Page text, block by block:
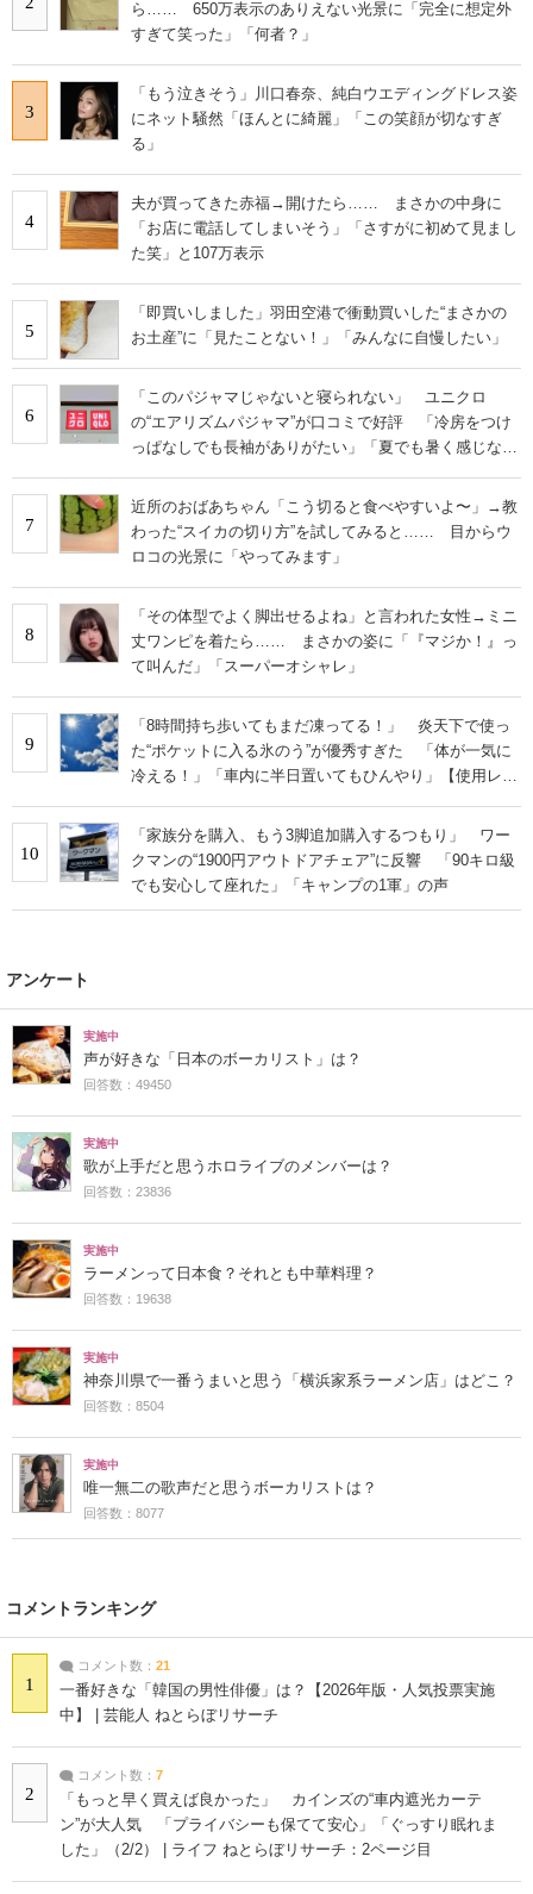
ら…… 650万表示のありえない光景に「完全に想定外
すぎて笑った」「何者？」
3
「もう泣きそう」川口春奈、純白ウエディングドレス姿
にネット騒然「ほんとに綺麗」「この笑顔が切なすぎ
る」
4
夫が買ってきた赤福→開けたら…… まさかの中身に
「お店に電話してしまいそう」「さすがに初めて見まし
た笑」と107万表示
5
「即買いしました」羽田空港で衝動買いした“まさかの
お土産”に「見たことない！」「みんなに自慢したい」
6
「このパジャマじゃないと寝られない」 ユニクロ
の“エアリズムパジャマ”が口コミで好評 「冷房をつけ
っぱなしでも長袖がありがたい」「夏でも暑く感じな
7
近所のおばあちゃん「こう切ると食べやすいよ〜」→教
わった“スイカの切り方”を試してみると…… 目からウ
ロコの光景に「やってみます」
8
「その体型でよく脚出せるよね」と言われた女性→ミニ
丈ワンピを着たら…… まさかの姿に「『マジか！』っ
て叫んだ」「スーパーオシャレ」
9
「8時間持ち歩いてもまだ凍ってる！」 炎天下で使っ
た“ポケットに入る氷のう”が優秀すぎた 「体が一気に
冷える！」「車内に半日置いてもひんやり」【使用レビ
10
「家族分を購入、もう3脚追加購入するつもり」 ワー
クマンの“1900円アウトドアチェア”に反響 「90キロ級
でも安心して座れた」「キャンプの1軍」の声
アンケート
実施中
声が好きな「日本のボーカリスト」は？
回答数：49450
実施中
歌が上手だと思うホロライブのメンバーは？
回答数：23836
実施中
ラーメンって日本食？それとも中華料理？
回答数：19638
実施中
神奈川県で一番うまいと思う「横浜家系ラーメン店」はどこ？
回答数：8504
実施中
唯一無二の歌声だと思うボーカリストは？
回答数：8077
コメントランキング
1
コメント数： 21
一番好きな「韓国の男性俳優」は？【2026年版・人気投票実施
中】 | 芸能人 ねとらぼリサーチ
2
コメント数： 7
「もっと早く買えば良かった」 カインズの“車内遮光カーテ
ン”が大人気 「プライバシーも保てて安心」「ぐっすり眠れま
した」（2/2） | ライフ ねとらぼリサーチ：2ページ目